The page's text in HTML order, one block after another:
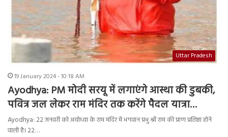
Uttar Pradesh
19 January 2024 - 10:18 AM
Ayodhya: PM मोदी सरयू में लगाएंगे आस्था की डुबकी,
पवित्र जल लेकर राम मंदिर तक करेंगे पैदल यात्रा…
Ayodhya: 22 जनवरी को अयोध्या के राम मंदिर में भगवान प्रभु श्री राम की प्राण प्रतिष्ठा होने
वाली है। 22…